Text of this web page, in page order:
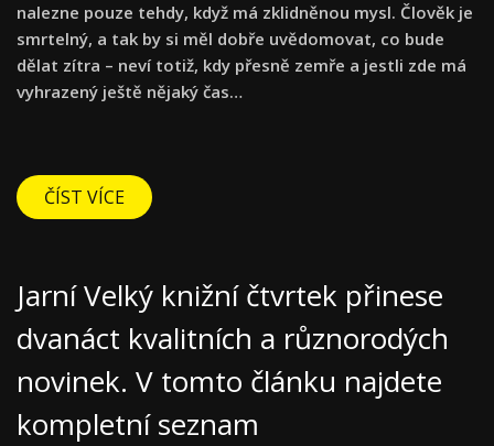
nalezne pouze tehdy, když má zklidněnou mysl. Člověk je
smrtelný, a tak by si měl dobře uvědomovat, co bude
dělat zítra – neví totiž, kdy přesně zemře a jestli zde má
vyhrazený ještě nějaký čas…
ČÍST VÍCE
Jarní Velký knižní čtvrtek přinese
dvanáct kvalitních a různorodých
novinek. V tomto článku najdete
kompletní seznam